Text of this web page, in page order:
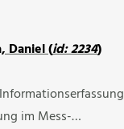
Daniel (id: 2234)
im Mess-…